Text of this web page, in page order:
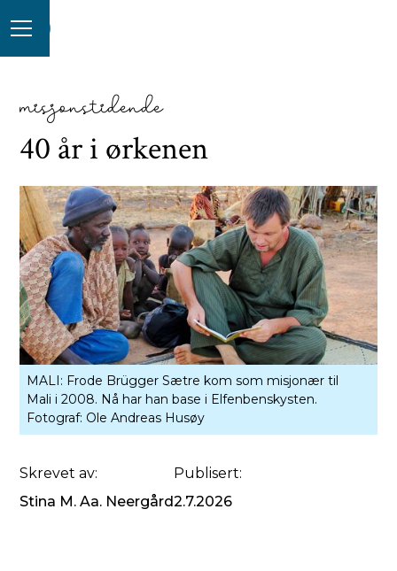
misjonstidende
40 år i ørkenen
MALI: Frode Brügger Sætre kom som misjonær til
Mali i 2008. Nå har han base i Elfenbenskysten.
Fotograf: Ole Andreas Husøy
Skrevet av:
Stina M. Aa. Neergård
Publisert:
2.7.2026